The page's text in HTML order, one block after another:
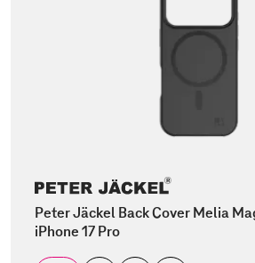
Peter Jäckel Back Cover Melia
iPhone 17 Pro